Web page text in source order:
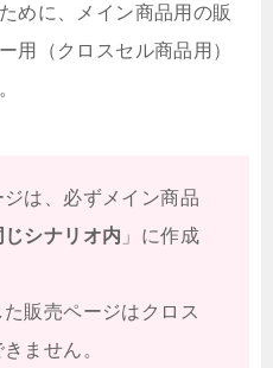
めに、メイン商品用の販
用（クロスセル商品用）
は、必ずメイン商品
じシナリオ内 」に作成
販売ページはクロス
ません。